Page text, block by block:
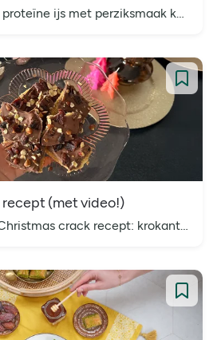
Ontdek hoe je zelf proteïne ijs met perziksmaak kunt maken. Perfect als heerlijke traktatie of dessert!
(met video!)
Ontdek het beste Christmas crack recept: krokante crackers met karamel, chocolade en noten. Supermakkelijk, snel klaar en perfect voor de feestdagen.